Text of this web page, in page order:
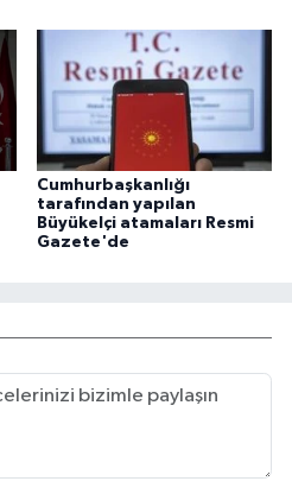
Cumhurbaşkanlığı
tarafından yapılan
Büyükelçi atamaları Resmi
Gazete'de